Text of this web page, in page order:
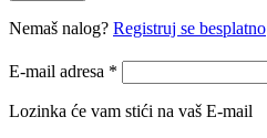
Nemaš nalog? Registruj se besplatno
E-mail adresa *
Lozinka će vam stići na vaš E-mail